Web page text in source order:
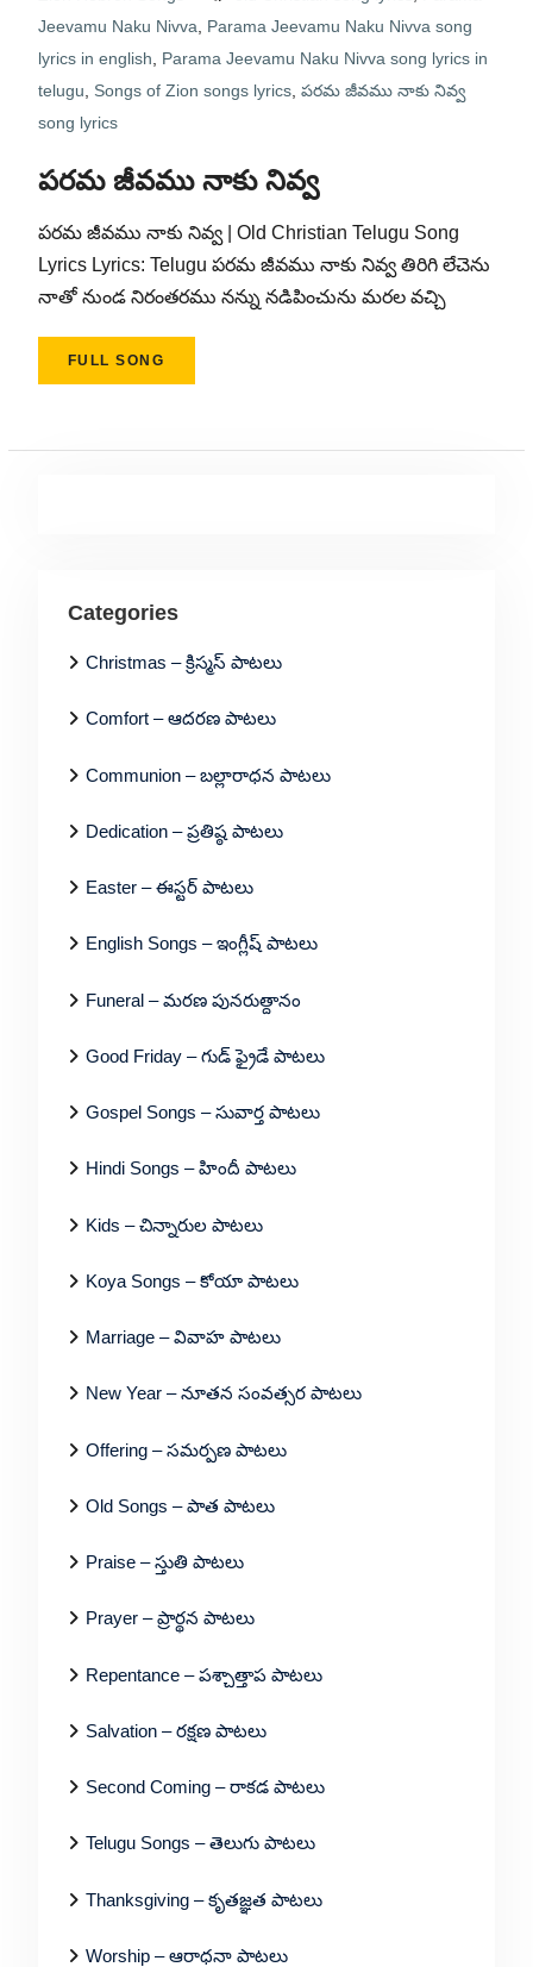
Jeevamu Naku Nivva
Parama Jeevamu Naku Nivva song
lyrics in english
Parama Jeevamu Naku Nivva song lyrics in
telugu
Songs of Zion songs lyrics, పరమ జీవము నాకు నివ్వ
song lyrics
పరమ జీవము నాకు నివ్వ
పరమ జీవము నాకు నివ్వ | Old Christian Telugu Song
Lyrics Lyrics: Telugu పరమ జీవము నాకు నివ్వ తిరిగి లేచెను
నాతో నుండ నిరంతరము నన్ను నడిపించును మరల వచ్చి
FULL SONG
Categories
Christmas – క్రిస్మస్ పాటలు
Comfort – ఆదరణ పాటలు
Communion – బల్లారాధన పాటలు
Dedication – ప్రతిష్ఠ పాటలు
Easter – ఈస్టర్ పాటలు
English Songs – ఇంగ్లీష్ పాటలు
Funeral – మరణ పునరుత్దానం
Good Friday – గుడ్ ఫ్రైడే పాటలు
Gospel Songs – సువార్త పాటలు
Hindi Songs – హిందీ పాటలు
Kids – చిన్నారుల పాటలు
Koya Songs – కోయా పాటలు
Marriage – వివాహ పాటలు
New Year – నూతన సంవత్సర పాటలు
Offering – సమర్పణ పాటలు
Old Songs – పాత పాటలు
Praise – స్తుతి పాటలు
Prayer – ప్రార్థన పాటలు
Repentance – పశ్చాత్తాప పాటలు
Salvation – రక్షణ పాటలు
Second Coming – రాకడ పాటలు
Telugu Songs – తెలుగు పాటలు
Thanksgiving – కృతజ్ఞత పాటలు
Worship – ఆరాధనా పాటలు